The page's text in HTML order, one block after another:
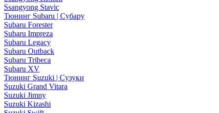
Ssangyong Stavic
Тюнинг Subaru | Субару
Subaru Forester
Subaru Impreza
Subaru Legacy
Subaru Outback
Subaru Tribeca
Subaru XV
Тюнинг Suzuki | Сузуки
Suzuki Grand Vitara
Suzuki Jimny
Suzuki Kizashi